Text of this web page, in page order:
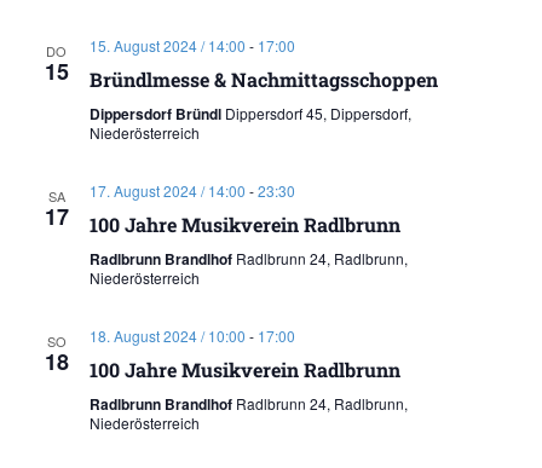
DO
15
15. August 2024 / 14:00 - 17:00
Bründlmesse & Nachmittagsschoppen
Dippersdorf Bründl Dippersdorf 45, Dippersdorf,
Niederösterreich
SA
17
17. August 2024 / 14:00 -23:30
100 Jahre Musikverein Radlbrunn
Radlbrunn Brandlhof Radlbrunn 24, Radlbrunn,
Niederösterreich
SO
18
18. August 2024 / 10:00 - 17:00
100 Jahre Musikverein Radlbrunn
Radlbrunn Brandlhof Radlbrunn 24, Radlbrunn,
Niederösterreich